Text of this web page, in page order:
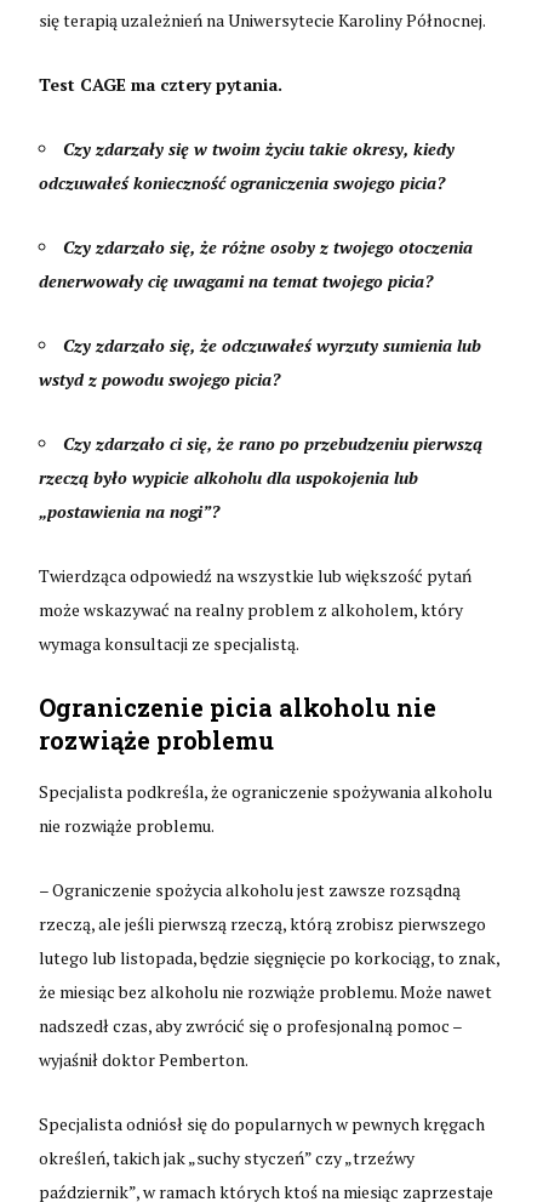
się terapią uzależnień na Uniwersytecie Karoliny Północnej.
Test CAGE ma cztery pytania.
Czy zdarzały się w twoim życiu takie okresy, kiedy
odczuwałeś konieczność ograniczenia swojego picia?
Czy zdarzało się, że różne osoby z twojego otoczenia
denerwowały cię uwagami na temat twojego picia?
Czy zdarzało się, że odczuwałeś wyrzuty sumienia lub
wstyd z powodu swojego picia?
Czy zdarzało ci się, że rano po przebudzeniu pierwszą
rzeczą było wypicie alkoholu dla uspokojenia lub
„postawienia na nogi”?
Twierdząca odpowiedź na wszystkie lub większość pytań
może wskazywać na realny problem z alkoholem, który
wymaga konsultacji ze specjalistą.
Ograniczenie picia alkoholu nie
rozwiąże problemu
Specjalista podkreśla, że ograniczenie spożywania alkoholu
nie rozwiąże problemu.
– Ograniczenie spożycia alkoholu jest zawsze rozsądną
rzeczą, ale jeśli pierwszą rzeczą, którą zrobisz pierwszego
lutego lub listopada, będzie sięgnięcie po korkociąg, to znak,
że miesiąc bez alkoholu nie rozwiąże problemu. Może nawet
nadszedł czas, aby zwrócić się o profesjonalną pomoc –
wyjaśnił doktor Pemberton.
Specjalista odniósł się do popularnych w pewnych kręgach
określeń, takich jak „suchy styczeń” czy „trzeźwy
październik”, w ramach których ktoś na miesiąc zaprzestaje